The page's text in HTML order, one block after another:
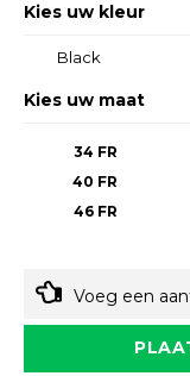
Kies uw kleur
Black
Kies uw maat
34 FR
40 FR
46 FR
Voeg een